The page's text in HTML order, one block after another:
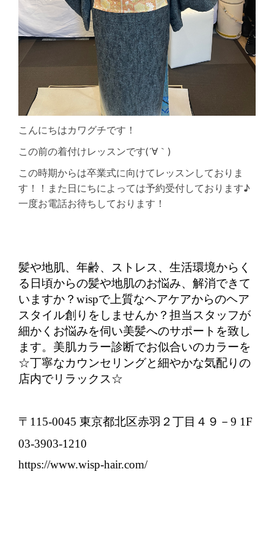
こんにちはカワグチです！
この前の着付けレッスンです(´∀｀)
この時期からは卒業式に向けてレッスンしておりま
す！！また日にちによっては予約受付しております♪
一度お電話お待ちしております！
髪や地肌、年齢、ストレス、生活環境からく
る日頃からの髪や地肌のお悩み、解消できて
いますか？wispで上質なヘアケアからのヘア
スタイル創りをしませんか？担当スタッフが
細かくお悩みを伺い美髪へのサポートを致し
ます。美肌カラー診断でお似合いのカラーを
☆丁寧なカウンセリングと細やかな気配りの
店内でリラックス☆
〒115-0045 東京都北区赤羽２丁目４９－9 1F
03-3903-1210
https://www.wisp-hair.com/